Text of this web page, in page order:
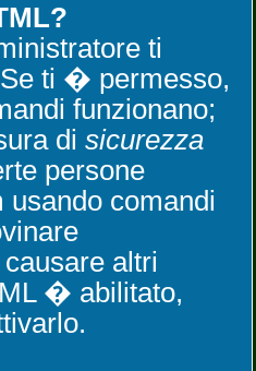
ti
ti � permesso,
funzionano;
di sicurezza
persone
usando comandi
altri
� abilitato,